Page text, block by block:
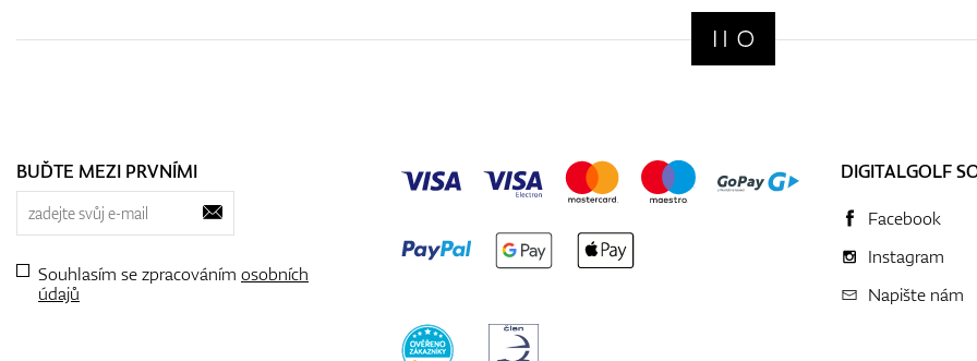
BUĎTE MEZI PRVNÍMI
Souhlasím se zpracováním osobních
údajů
DIGITALGOLF
Facebook
Instagram
Napište nám